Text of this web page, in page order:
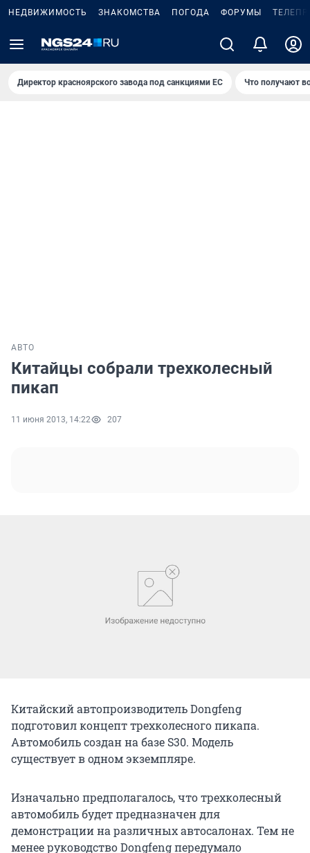
НЕДВИЖИМОСТЬ ЗНАКОМСТВА ПОГОДА ФОРУМЫ
Директор красноярского завода под санкциями ЕС Что получают
АВТО
Китайцы собрали трехколесный
пикап
11 июня 2013, 14:22 207
Китайский автопроизводитель Dongfeng
подготовил концепт трехколесного пикапа.
Автомобиль создан на базе S30. Модель
существует в одном экземпляре.
Изначально предполагалось, что трехколесный
автомобиль будет предназначен для
демонстрации на различных автосалонах. Тем не
менее руководство Dongfeng передумало